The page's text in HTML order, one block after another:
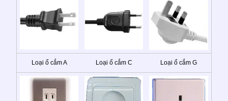
Loại ổ cắm A Loại ổ cắm C Loại ổ cắm G